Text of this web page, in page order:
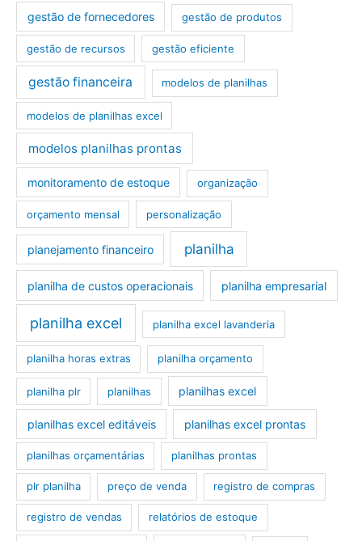
gestão de fornecedores gestão de produtos
gestão de recursos gestão eficiente
gestão financeira modelos de planilhas
modelos de planilhas excel
modelos planilhas prontas
monitoramento de estoque organização
orçamento mensal personalização
planejamento financeiro planilha
planilha de custos operacionais planilha empresarial
planilha excel planilha excel lavanderia
planilha horas extras planilha orçamento
planilha plr planilhas planilhas excel
planilhas excel editáveis planilhas excel prontas
planilhas orçamentárias planilhas prontas
plr planilha preço de venda registro de compras
registro de vendas relatórios de estoque